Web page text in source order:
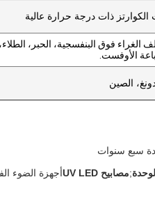
فوق البنفسجية، الحبر،
الأوفست.
الصين
سبع سنوات
الوحدة;مصابيح UV LED
أجهزة الضوء